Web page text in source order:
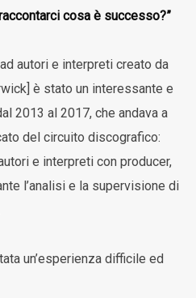
cosa è successo?”
autori e interpreti creato da
è stato un interessante e
2013 al 2017, che andava a
del circuito discografico:
e interpreti con producer,
l’analisi e la supervisione di
un’esperienza difficile ed